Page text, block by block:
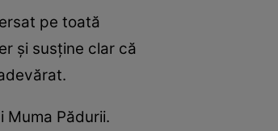
pe toată
și susține clar că
Muma Pădurii.